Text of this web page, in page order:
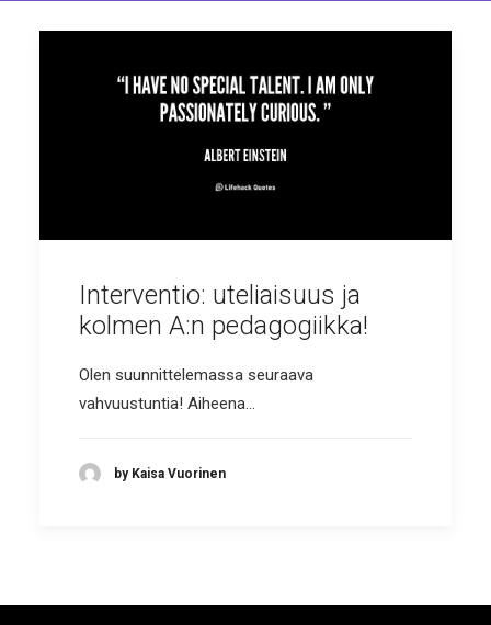
Interventio: uteliaisuus ja
kolmen A:n pedagogiikka!
Olen suunnittelemassa seuraava
vahvuustuntia! Aiheena…
by Kaisa Vuorinen